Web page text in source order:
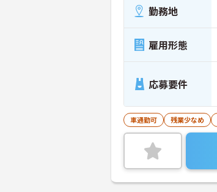
勤務地
雇用形態
応募要件
車通勤可 残業少なめ